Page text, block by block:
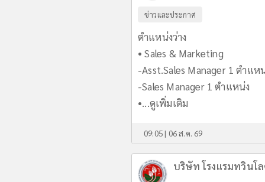
ข่าวและประกาศ
ตำแหน่งว่าง
• Sales & Marketing
-Asst.Sales Manager 1 ตำแห
-Sales Manager 1 ตำแหน่ง
•...ดูเพิ่มเติม
09:05 | 06 ส.ค. 69
บริษัท โรงแรมทวินโ